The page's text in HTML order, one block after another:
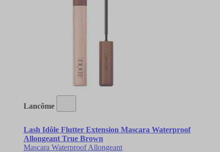
Lancôme
Lash Idôle Flutter Extension Mascara Waterproof
Allongeant True Brown
Mascara Waterproof Allongeant